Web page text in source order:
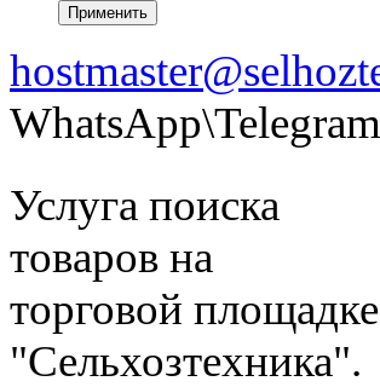
WhatsApp\Telegram
Услуга поиска
товаров на
торговой площадке
"Сельхозтехника".